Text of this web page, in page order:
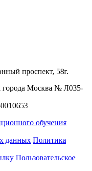
проспект, 58г.
города Москва № Л035-
обучения
данных Политика
Пользовательское